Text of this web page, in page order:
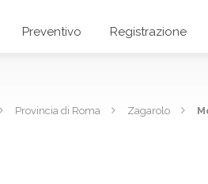
Preventivo Registrazione
Provincia di Roma Zagarolo